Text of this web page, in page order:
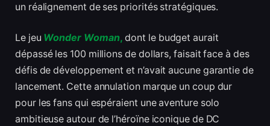
un réalignement de ses priorités stratégiques.
Le jeu Wonder Woman, dont le budget aurait
dépassé les 100 millions de dollars, faisait face à des
défis de développement et n’avait aucune garantie de
lancement. Cette annulation marque un coup dur
pour les fans qui espéraient une aventure solo
ambitieuse autour de l’héroïne iconique de DC